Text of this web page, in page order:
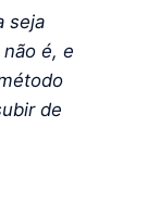
seja
é, e
de